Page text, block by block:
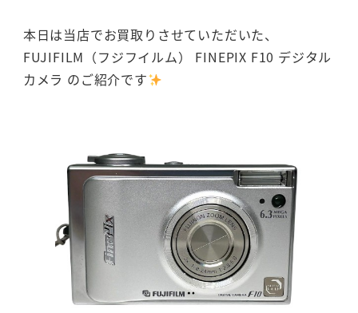
本日は当店でお買取りさせていただいた、
FUJIFILM（フジフイルム） FINEPIX F10 デジタル
カメラ のご紹介です